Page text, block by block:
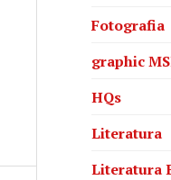
Fotografia
graphic
HQs
Literatura
Literatura